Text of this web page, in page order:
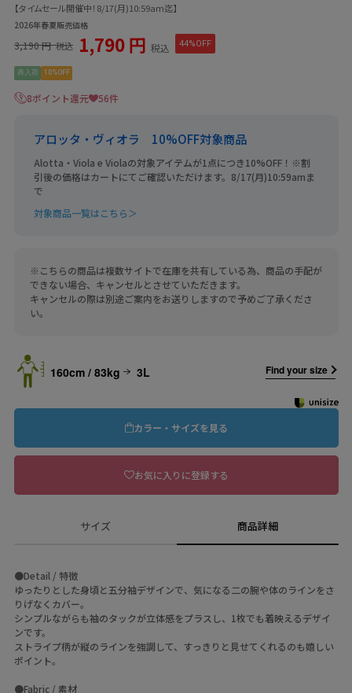
【タイムセール開催中！8/17(月)10:59am迄】
2026年春夏販売価格
3,190 円 税込 1,790 円 税込 44%OFF
再入荷 10%OFF
8ポイント還元 56件
アロッタ・ヴィオラ 10%OFF対象商品
Alotta・Viola e Violaの対象アイテムが1点につき10%OFF！※割
引後の価格はカートにてご確認いただけます。8/17(月)10:59amま
で
対象商品一覧はこちら＞
※こちらの商品は複数サイトで在庫を共有している為、商品の手配が
できない場合、キャンセルとさせていただきます。
キャンセルの際は別途ご案内をお送りしますので予めご了承くださ
い。
160cm / 83kg 3L Find your size
カラー・サイズを見る
お気に入りに登録する
サイズ 商品詳細
●Detail / 特徴
ゆったりとした身頃と五分袖デザインで、気になる二の腕や体のラインをさ
りげなくカバー。
シンプルながらも袖のタックが立体感をプラスし、1枚でも着映えるデザイ
ンです。
ストライプ柄が縦のラインを強調して、すっきりと見せてくれるのも嬉しい
ポイント。
●Fabric / 素材